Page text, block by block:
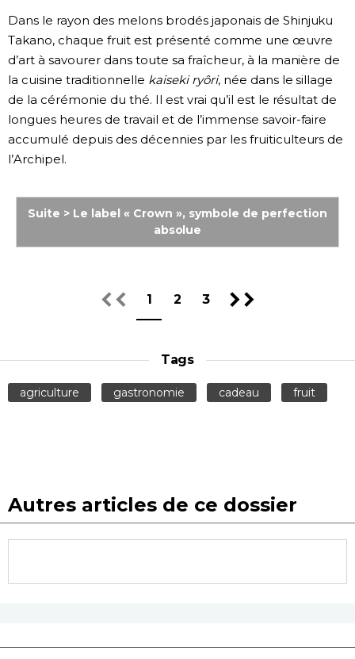
Dans le rayon des melons brodés japonais de Shinjuku
Takano, chaque fruit est présenté comme une œuvre
d’art à savourer dans toute sa fraîcheur, à la manière de
la cuisine traditionnelle kaiseki ryôri, née dans le sillage
de la cérémonie du thé. Il est vrai qu’il est le résultat de
longues heures de travail et de l’immense savoir-faire
accumulé depuis des décennies par les fruiticulteurs de
l’Archipel.
Suite > Le label « Crown », symbole de perfection
absolue
1 2 3
Tags
agriculture gastronomie cadeau fruit
Autres articles de ce dossier